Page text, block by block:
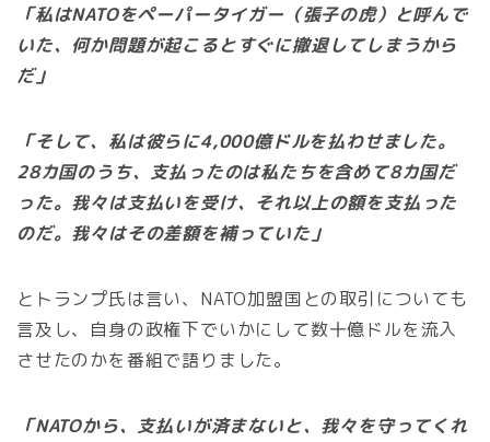
「私はNATOをペーパータイガー（張子の虎）と呼んで
いた、何か問題が起こるとすぐに撤退してしまうから
だ」
「そして、私は彼らに4,000億ドルを払わせました。
28カ国のうち、支払ったのは私たちを含めて8カ国だ
った。我々は支払いを受け、それ以上の額を支払った
のだ。我々はその差額を補っていた」
とトランプ氏は言い、NATO加盟国との取引についても
言及し、自身の政権下でいかにして数十億ドルを流入
させたのかを番組で語りました。
「NATOから、支払いが済まないと、我々を守ってくれ